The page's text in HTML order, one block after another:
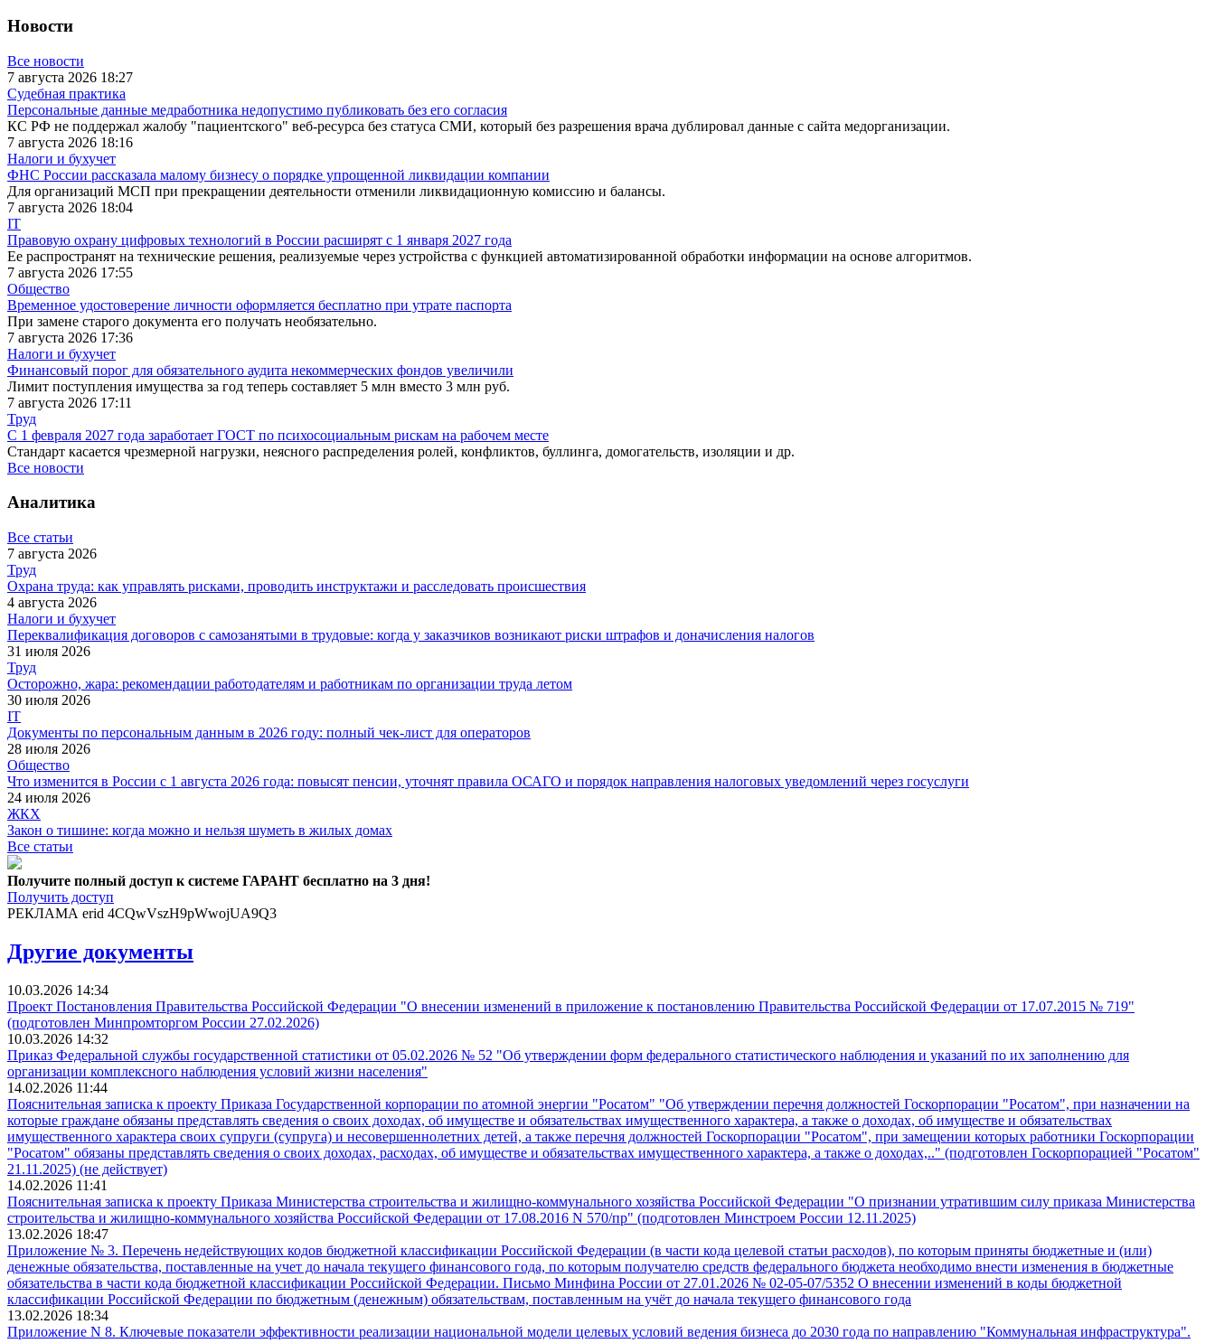
Новости
Все новости
7 августа 2026 18:27
Судебная практика
Персональные данные медработника недопустимо публиковать без его согласия
КС РФ не поддержал жалобу "пациентского" веб-ресурса без статуса СМИ, который без разрешения врача дублировал данные с сайта медорганизации.
7 августа 2026 18:16
Налоги и бухучет
ФНС России рассказала малому бизнесу о порядке упрощенной ликвидации компании
Для организаций МСП при прекращении деятельности отменили ликвидационную комиссию и балансы.
7 августа 2026 18:04
IT
Правовую охрану цифровых технологий в России расширят с 1 января 2027 года
Ее распространят на технические решения, реализуемые через устройства с функцией автоматизированной обработки информации на основе алгоритмов.
7 августа 2026 17:55
Общество
Временное удостоверение личности оформляется бесплатно при утрате паспорта
При замене старого документа его получать необязательно.
7 августа 2026 17:36
Налоги и бухучет
Финансовый порог для обязательного аудита некоммерческих фондов увеличили
Лимит поступления имущества за год теперь составляет 5 млн вместо 3 млн руб.
7 августа 2026 17:11
Труд
С 1 февраля 2027 года заработает ГОСТ по психосоциальным рискам на рабочем месте
Стандарт касается чрезмерной нагрузки, неясного распределения ролей, конфликтов, буллинга, домогательств, изоляции и др.
Все новости
Аналитика
Все статьи
7 августа 2026
Труд
Охрана труда: как управлять рисками, проводить инструктажи и расследовать происшествия
4 августа 2026
Налоги и бухучет
Переквалификация договоров с самозанятыми в трудовые: когда у заказчиков возникают риски штрафов и доначисления налогов
31 июля 2026
Труд
Осторожно, жара: рекомендации работодателям и работникам по организации труда летом
30 июля 2026
IT
Документы по персональным данным в 2026 году: полный чек-лист для операторов
28 июля 2026
Общество
Что изменится в России с 1 августа 2026 года: повысят пенсии, уточнят правила ОСАГО и порядок направления налоговых уведомлений через госуслуги
24 июля 2026
ЖКХ
Закон о тишине: когда можно и нельзя шуметь в жилых домах
Все статьи
Получите полный доступ к системе ГАРАНТ бесплатно на 3 дня!
Получить доступ
РЕКЛАМА erid 4CQwVszH9pWwojUA9Q3
Другие документы
10.03.2026 14:34
Проект Постановления Правительства Российской Федерации "О внесении изменений в приложение к постановлению Правительства Российской Федерации от 17.07.2015 № 719"
(подготовлен Минпромторгом России 27.02.2026)
10.03.2026 14:32
Приказ Федеральной службы государственной статистики от 05.02.2026 № 52 "Об утверждении форм федерального статистического наблюдения и указаний по их заполнению для
организации комплексного наблюдения условий жизни населения"
14.02.2026 11:44
Пояснительная записка к проекту Приказа Государственной корпорации по атомной энергии "Росатом" "Об утверждении перечня должностей Госкорпорации "Росатом", при назначении на
которые граждане обязаны представлять сведения о своих доходах, об имуществе и обязательствах имущественного характера, а также о доходах, об имуществе и обязательствах
имущественного характера своих супруги (супруга) и несовершеннолетних детей, а также перечня должностей Госкорпорации "Росатом", при замещении которых работники Госкорпорации
"Росатом" обязаны представлять сведения о своих доходах, расходах, об имуществе и обязательствах имущественного характера, а также о доходах,.." (подготовлен Госкорпорацией "Росатом"
21.11.2025) (не действует)
14.02.2026 11:41
Пояснительная записка к проекту Приказа Министерства строительства и жилищно-коммунального хозяйства Российской Федерации "О признании утратившим силу приказа Министерства
строительства и жилищно-коммунального хозяйства Российской Федерации от 17.08.2016 N 570/пр" (подготовлен Минстроем России 12.11.2025)
13.02.2026 18:47
Приложение № 3. Перечень недействующих кодов бюджетной классификации Российской Федерации (в части кода целевой статьи расходов), по которым приняты бюджетные и (или)
денежные обязательства, поставленные на учет до начала текущего финансового года, по которым получателю средств федерального бюджета необходимо внести изменения в бюджетные
обязательства в части кода бюджетной классификации Российской Федерации. Письмо Минфина России от 27.01.2026 № 02-05-07/5352 О внесении изменений в коды бюджетной
классификации Российской Федерации по бюджетным (денежным) обязательствам, поставленным на учёт до начала текущего финансового года
13.02.2026 18:34
Приложение N 8. Ключевые показатели эффективности реализации национальной модели целевых условий ведения бизнеса до 2030 года по направлению "Коммунальная инфраструктура".